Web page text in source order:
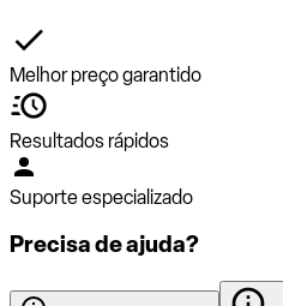
Melhor preço garantido
Resultados rápidos
Suporte especializado
Precisa de ajuda?